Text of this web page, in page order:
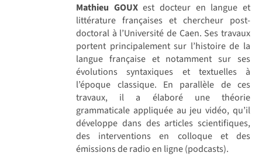
Mathieu GOUXest docteur en langue et
littérature françaises et chercheur post-
doctoral à l’Université de Caen. Ses travaux
portent principalement sur l’histoire de la
langue française et notamment sur ses
évolutions syntaxiques et textuelles à
l’époque classique. En parallèle de ces
travaux, il a élaboré une théorie
grammaticale appliquée au jeu vidéo, qu’il
développe dans des articles scientifiques,
des interventions en colloque et des
émissions de radio en ligne (podcasts).